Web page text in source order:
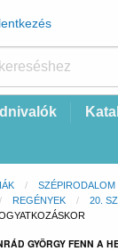
SZÉPIRODALOM
REGÉNYEK
20.
GYÖRGY FENN A